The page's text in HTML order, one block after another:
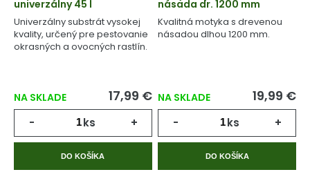
univerzálny 45 l
Univerzálny substrát vysokej
kvality, určený pre pestovanie
okrasných a ovocných rastlín.
NA SKLADE 17,99 €
- ks +
DO KOŠÍKA
násada dr. 1200 mm
Kvalitná motyka s drevenou
násadou dlhou 1200 mm.
NA SKLADE 19,99 €
- ks +
DO KOŠÍKA